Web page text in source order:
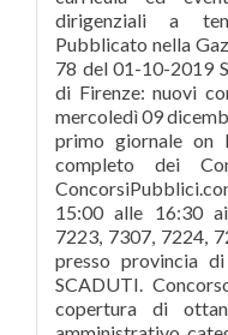
dirigenziali a
Pubblicato nella
78 del 01-10-2019
di Firenze: nuovi
mercoledì 09
primo giornale on
completo dei
15:00 alle 16:30
7223, 7307, 7224,
presso provincia
SCADUTI.
copertura di